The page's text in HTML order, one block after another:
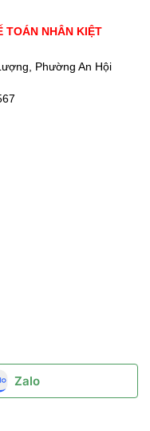
TOÁN NHÂN KIỆT
Phường An Hội
Zalo